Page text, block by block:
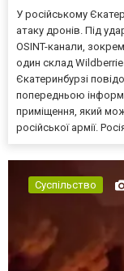
У російському
атаку дронів. Під
OSINT-канали,
один склад
Єкатеринбурзі
попередньою
приміщення, який
російської армії.
Суспільство